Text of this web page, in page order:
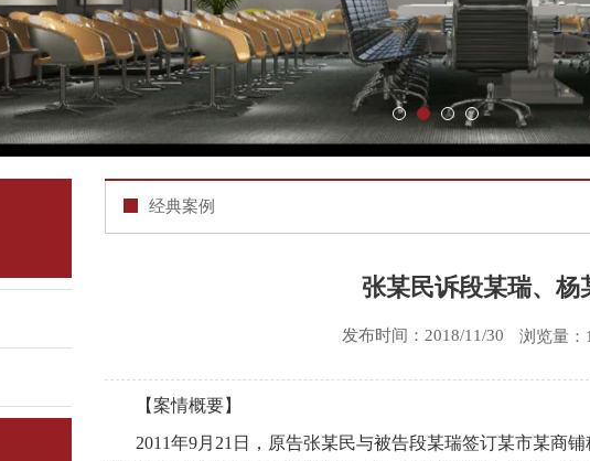
经典案例
张某民诉段某瑞、杨
发布时间：2018/11/30 浏览量：
【案情概要】
2011年9月21日，原告张某民与被告段某瑞签订某市某商